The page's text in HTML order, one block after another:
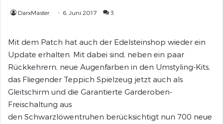
DarxMaster 6. Juni 2017 3
Mit dem Patch hat auch der Edelsteinshop wieder ein
Update erhalten. Mit dabei sind, neben ein paar
Rückkehrern, neue Augenfarben in den Umstyling-Kits,
das Fliegender Teppich Spielzeug jetzt auch als
Gleitschirm und die Garantierte Garderoben-
Freischaltung aus
den Schwarzlöwentruhen berücksichtigt nun 700 neue